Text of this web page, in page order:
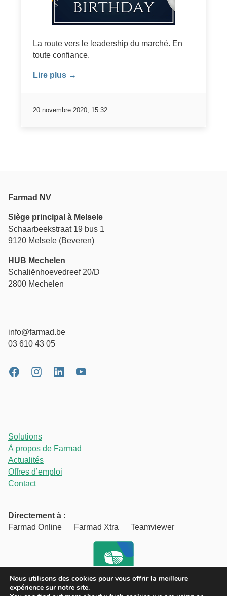
La route vers le leadership du marché. En
toute confiance.
Lire plus →
20 novembre 2020, 15:32
Farmad NV
Siège principal à Melsele
Schaarbeekstraat 19 bus 1
9120 Melsele (Beveren)
HUB Mechelen
Schaliënhoevedreef 20/D
2800 Mechelen
info@farmad.be
03 610 43 05
Solutions
À propos de Farmad
Actualités
Offres d’emploi
Contact
Directement à :
Farmad Online
Farmad Xtra Teamviewer
Nous utilisons des cookies pour vous offrir la meilleure
expérience sur notre site.